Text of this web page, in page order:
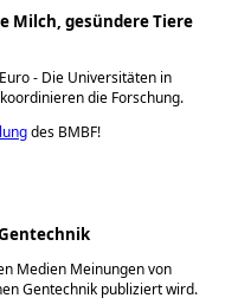
Milch, gesündere Tiere
- Die Universitäten in
die Forschung.
des BMBF!
Medien Meinungen von
Gentechnik publiziert wird.